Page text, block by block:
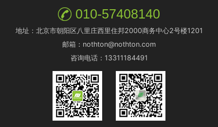
010-57408140
地址：北京市朝阳区八里庄西里住邦2000商务中心2号楼1201
邮箱：nothton@nothton.com
咨询电话：13311184491